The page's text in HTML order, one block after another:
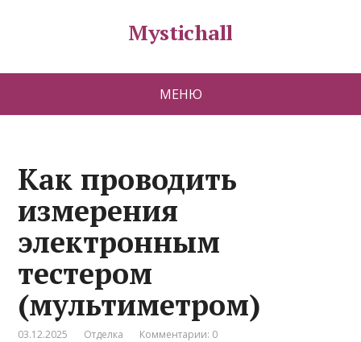
Mystichall
МЕНЮ
Как проводить
измерения
электронным
тестером
(мультиметром)
03.12.2025 Отделка Комментарии: 0